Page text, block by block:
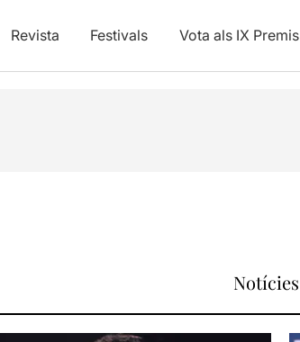
Revista Festivals Vota als IX Premis
Notícies